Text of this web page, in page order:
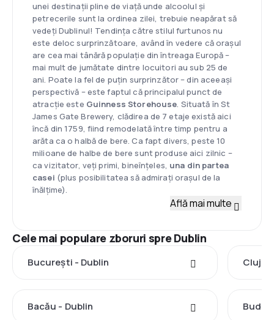
unei destinații pline de viață unde alcoolul și
petrecerile sunt la ordinea zilei, trebuie neapărat să
vedeți Dublinul! Tendința către stilul furtunos nu
este deloc surprinzătoare, având în vedere că orașul
are cea mai tânără populație din întreaga Europă –
mai mult de jumătate dintre locuitori au sub 25 de
ani. Poate la fel de puțin surprinzător – din aceeași
perspectivă – este faptul că principalul punct de
atracție este Guinness Storehouse. Situată în St
James Gate Brewery, clădirea de 7 etaje există aici
încă din 1759, fiind remodelată între timp pentru a
arăta ca o halbă de bere. Ca fapt divers, peste 10
milioane de halbe de bere sunt produse aici zilnic –
ca vizitator, veți primi, bineînțeles, una din partea
casei (plus posibilitatea să admirați orașul de la
înălțime).
Află mai multe
Cele mai populare zboruri spre Dublin
București - Dublin Cluj-
Bacău - Dublin